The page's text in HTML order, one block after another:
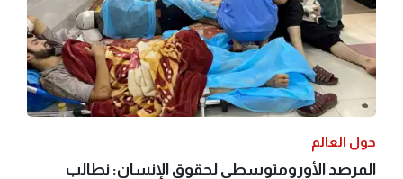
حول العالم
المرصد الأورومتوسطي لحقوق الإنسان: نطالب